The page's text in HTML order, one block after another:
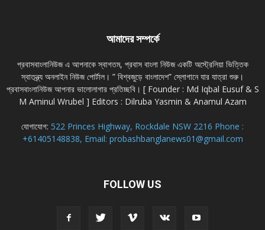
আমাদের সম্পর্কে
প্রবাসবাংলানিউজ এ আপনাকে স্বাগতম, প্রবাস বাংলা নিউজ একটি অস্ট্রেলিয়া ভিত্তিক
স্বাতন্ত্র্য অনলাইন নিউজ পোর্টাল। ” বিশ্বজুড়ে বাংলাদেশ” স্লোগানে যার যাত্রা শুরু।
প্রবাসবাংলানিউজ আপনার ভালোলাগার প্রতিচ্ছবি। [ Founder : Md Iqbal Eusuf & S
M Aminul Wrubel ] Editors : Dilruba Yasmin & Anamul Azam
যোগাযোগ: 522 Princes Highway, Rockdale NSW 2216 Phone :
+61405148838, Email: probashbanglanews01@gmail.com
FOLLOW US